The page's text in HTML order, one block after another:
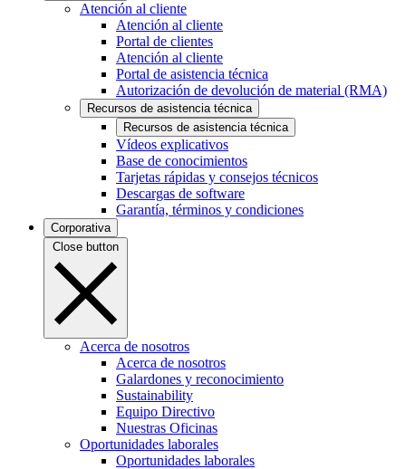
Atención al cliente
Atención al cliente
Portal de clientes
Atención al cliente
Portal de asistencia técnica
Autorización de devolución de material (RMA)
Recursos de asistencia técnica
Recursos de asistencia técnica
Vídeos explicativos
Base de conocimientos
Tarjetas rápidas y consejos técnicos
Descargas de software
Garantía, términos y condiciones
Corporativa
Close button
Acerca de nosotros
Acerca de nosotros
Galardones y reconocimiento
Sustainability
Equipo Directivo
Nuestras Oficinas
Oportunidades laborales
Oportunidades laborales